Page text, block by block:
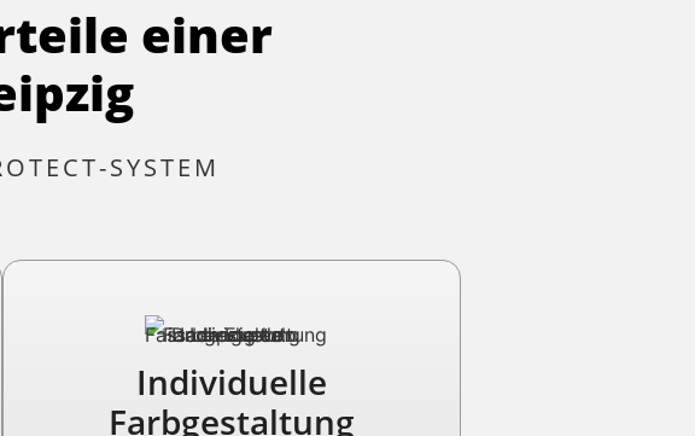
einer
SYSTEM
Individuelle
Farbgestaltung